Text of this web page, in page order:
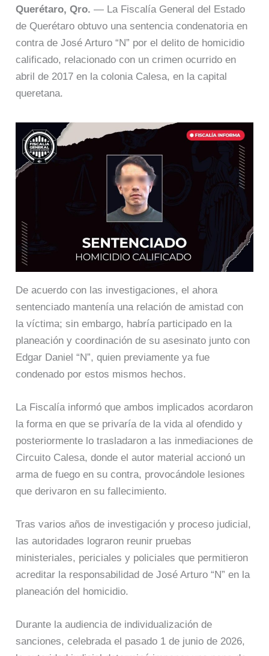
Querétaro, Qro. — La Fiscalía General del Estado
de Querétaro obtuvo una sentencia condenatoria en
contra de José Arturo “N” por el delito de homicidio
calificado, relacionado con un crimen ocurrido en
abril de 2017 en la colonia Calesa, en la capital
queretana.
De acuerdo con las investigaciones, el ahora
sentenciado mantenía una relación de amistad con
la víctima; sin embargo, habría participado en la
planeación y coordinación de su asesinato junto con
Edgar Daniel “N”, quien previamente ya fue
condenado por estos mismos hechos.
La Fiscalía informó que ambos implicados acordaron
la forma en que se privaría de la vida al ofendido y
posteriormente lo trasladaron a las inmediaciones de
Circuito Calesa, donde el autor material accionó un
arma de fuego en su contra, provocándole lesiones
que derivaron en su fallecimiento.
Tras varios años de investigación y proceso judicial,
las autoridades lograron reunir pruebas
ministeriales, periciales y policiales que permitieron
acreditar la responsabilidad de José Arturo “N” en la
planeación del homicidio.
Durante la audiencia de individualización de
sanciones, celebrada el pasado 1 de junio de 2026,